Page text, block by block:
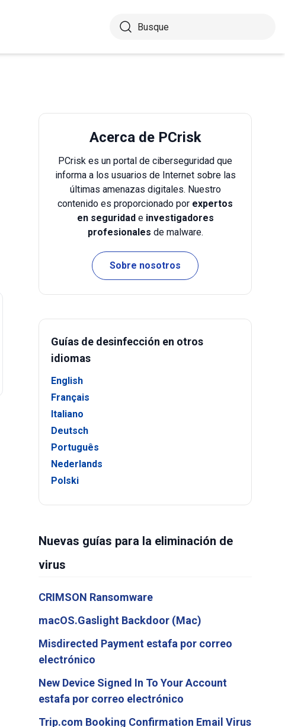
Acerca de PCrisk
PCrisk es un portal de ciberseguridad que
informa a los usuarios de Internet sobre las
últimas amenazas digitales. Nuestro
contenido es proporcionado por expertos
en seguridade investigadores
profesionales de malware.
Sobre nosotros
Guías de desinfección en otros
idiomas
English
Français
Italiano
Deutsch
Português
Nederlands
Polski
Nuevas guías para la eliminación de
virus
CRIMSON Ransomware
macOS.Gaslight Backdoor (Mac)
Misdirected Payment estafa por correo
electrónico
New Device Signed In To Your Account
estafa por correo electrónico
Trip.com Booking Confirmation Email Virus